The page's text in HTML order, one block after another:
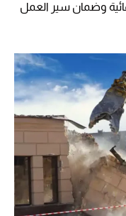
وضمان سير العمل